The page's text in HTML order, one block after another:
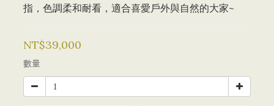
指，色調柔和耐看，適合喜愛戶外與自然的大家~
NT$39,000
數量